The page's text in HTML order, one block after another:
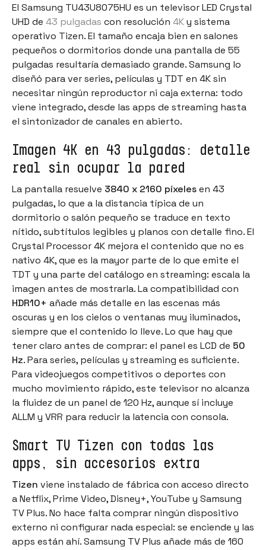
El Samsung TU43U8075HU es un televisor LED Crystal
UHD de 43 pulgadas con resolución 4Ky sistema
operativo Tizen. El tamaño encaja bien en salones
pequeños o dormitorios donde una pantalla de 55
pulgadas resultaría demasiado grande. Samsung lo
diseñó para ver series, películas y TDT en 4K sin
necesitar ningún reproductor ni caja externa: todo
viene integrado, desde las apps de streaming hasta
el sintonizador de canales en abierto.
Imagen 4K en 43 pulgadas: detalle
real sin ocupar la pared
La pantalla resuelve 3840 x 2160 píxelesen 43
pulgadas, lo que a la distancia típica de un
dormitorio o salón pequeño se traduce en texto
nítido, subtítulos legibles y planos con detalle fino. El
Crystal Processor 4K mejora el contenido que no es
nativo 4K, que es la mayor parte de lo que emite el
TDT y una parte del catálogo en streaming: escala la
imagen antes de mostrarla. La compatibilidad con
HDR10+ añade más detalle en las escenas más
oscuras y en los cielos o ventanas muy iluminados,
siempre que el contenido lo lleve. Lo que hay que
tener claro antes de comprar: el panel es LCD de 50
Hz. Para series, películas y streaming es suficiente.
Para videojuegos competitivos o deportes con
mucho movimiento rápido, este televisor no alcanza
la fluidez de un panel de 120 Hz, aunque sí incluye
ALLM y VRR para reducir la latencia con consola.
Smart TV Tizen con todas las
apps, sin accesorios extra
Tizen viene instalado de fábrica con acceso directo
a Netflix, Prime Video, Disney+, YouTube y Samsung
TV Plus. No hace falta comprar ningún dispositivo
externo ni configurar nada especial: se enciende y las
apps están ahí. Samsung TV Plus añade más de 160